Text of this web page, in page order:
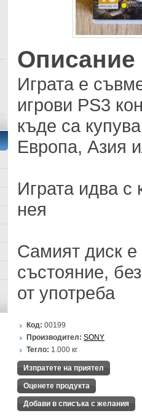
Описание
Играта е
игрови PS3
къде са
Европа, Азия
Играта идва с
нея
Самият диск
състояние,
от употреба
Код: 00199
Производител: SONY
Тегло: 1.000 кг
Изпратете на приятел
Оценете продукта
Добави в списъка с желания